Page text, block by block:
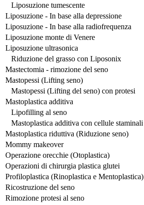
Liposuzione tumescente
Liposuzione - In base alla depressione
Liposuzione - In base alla radiofrequenza
Liposuzione monte di Venere
Liposuzione ultrasonica
Riduzione del grasso con Liposonix
Mastectomia - rimozione del seno
Mastopessi (Lifting seno)
Mastopessi (Lifting del seno) con protesi
Mastoplastica additiva
Lipofilling al seno
Mastoplastica additiva con cellule staminali
Mastoplastica riduttiva (Riduzione seno)
Mommy makeover
Operazione orecchie (Otoplastica)
Operazioni di chirurgia plastica glutei
Profiloplastica (Rinoplastica e Mentoplastica)
Ricostruzione del seno
Rimozione protesi al seno